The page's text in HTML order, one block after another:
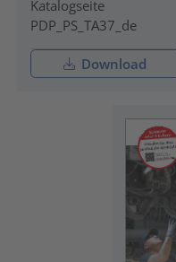
Katalogseite
PDP_PS_TA37_de
Download